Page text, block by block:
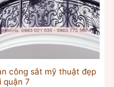
công sắt mỹ thuật đẹp
quận 7